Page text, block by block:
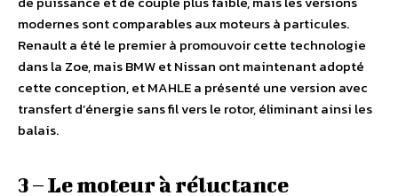
modernes sont comparables aux moteurs à particules.
Renault a été le premier à promouvoir cette technologie
dans la Zoe, mais BMW et Nissan ont maintenant adopté
cette conception, et MAHLE a présenté une version avec
transfert d’énergie sans fil vers le rotor, éliminant ainsi les
balais.
3 – Le moteur à réluctance